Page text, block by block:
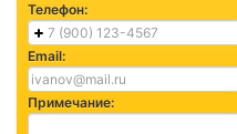
Телефон:
Email:
Примечание: